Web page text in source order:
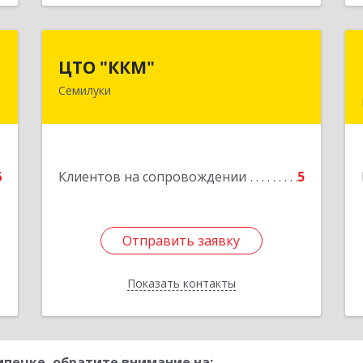
ЦТО "ККМ"
Семилуки
Клиентов на сопровождении 5
Отправить заявку
Показать контакты
Отправить заявку
Назад